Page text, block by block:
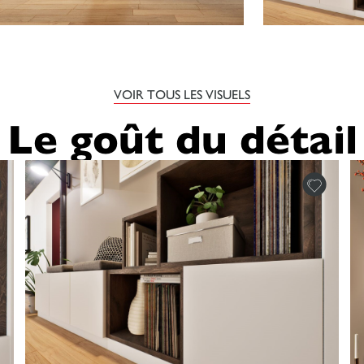
VOIR TOUS LES VISUELS
Le goût du détail